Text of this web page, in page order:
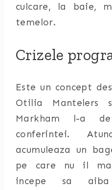
culcare, la baie,
temelor.
Crizele
Este un concept
Otilia Mantelers
Markham l-a
conferintei.
acumuleaza un
pe care nu il
incepe sa